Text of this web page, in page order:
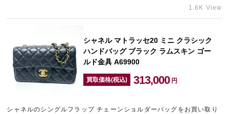
ただきました。 ご自宅に眠っているシャネルのバッグがござい…1.6K View
シャネル マトラッセ20 ミニ クラシック
ハンドバッグ ブラック ラムスキン ゴー
ルド金具 A69900
買取価格(税込) 313,000 円
シャネルのシングルフラップ チェーンショルダーバッグをお買い取り